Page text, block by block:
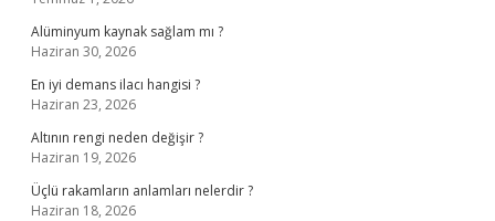
Alüminyum kaynak sağlam mı ?
Haziran 30, 2026
En iyi demans ilacı hangisi ?
Haziran 23, 2026
Altının rengi neden değişir ?
Haziran 19, 2026
Üçlü rakamların anlamları nelerdir ?
Haziran 18, 2026